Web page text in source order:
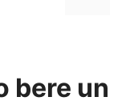
bere un